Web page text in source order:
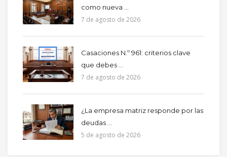
como nueva ...
7 de agosto de 2026
Casaciones N.º 961: criterios clave
que debes ...
7 de agosto de 2026
¿La empresa matriz responde por las
deudas ...
5 de agosto de 2026